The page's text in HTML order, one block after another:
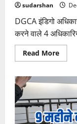
sudarshan
DGCA इंडिगो
करने वाले 4
Read MoreRead
more
इंडिगो
फ्लाइट
देख
रहे